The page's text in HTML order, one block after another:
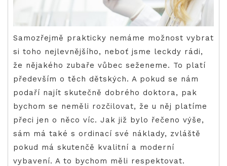
Samozřejmě prakticky nemáme možnost vybrat
si toho nejlevnějšího, neboť jsme leckdy rádi,
že nějakého zubaře vůbec seženeme. To platí
především o těch dětských. A pokud se nám
podaří najít skutečně dobrého doktora, pak
bychom se neměli rozčilovat, že u něj platíme
přeci jen o něco víc. Jak již bylo řečeno výše,
sám má také s ordinací své náklady, zvláště
pokud má skutenčě kvalitní a moderní
vybavení. A to bychom měli respektovat.